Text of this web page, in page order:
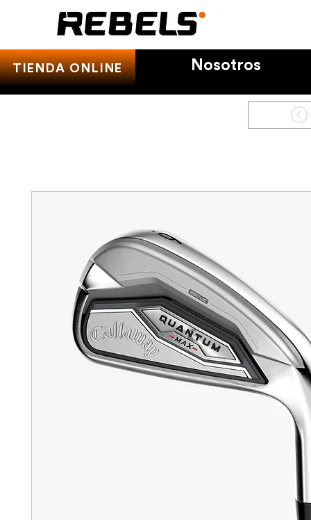
TIENDA ONLINE Nosotros